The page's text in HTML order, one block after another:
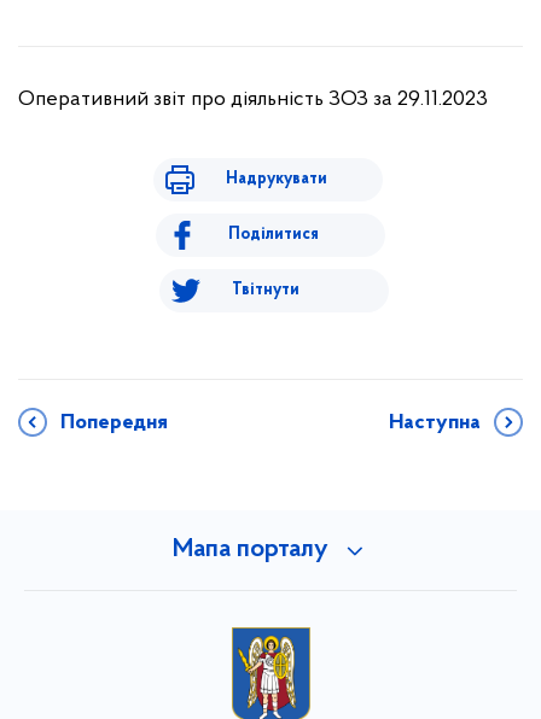
Оперативний звіт про діяльність ЗОЗ за 29.11.2023
Надрукувати
Поділитися
Твітнути
Попередня Наступна
Мапа порталу